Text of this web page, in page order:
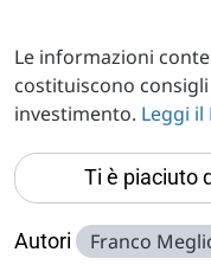
Le informazioni
costituiscono
investimento. Leggi il
Ti è piaciuto
Autori Franco